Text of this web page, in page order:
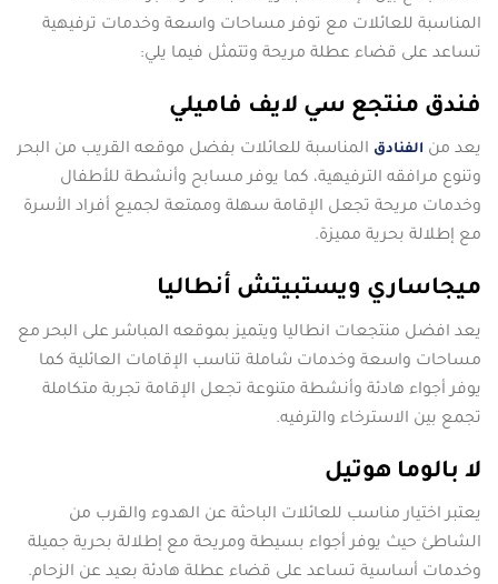
المناسبة للعائلات مع توفر مساحات واسعة وخدمات ترفيهية
تساعد على قضاء عطلة مريحة وتتمثل فيما يلي:
فندق منتجع سي لايف فاميلي
يعد من الفنادق المناسبة للعائلات بفضل موقعه القريب من البحر
وتنوع مرافقه الترفيهية، كما يوفر مسابح وأنشطة للأطفال
وخدمات مريحة تجعل الإقامة سهلة وممتعة لجميع أفراد الأسرة
مع إطلالة بحرية مميزة.
ميجاساري ويستبيتش أنطاليا
يعد افضل منتجعات انطاليا ويتميز بموقعه المباشر على البحر مع
مساحات واسعة وخدمات شاملة تناسب الإقامات العائلية كما
يوفر أجواء هادئة وأنشطة متنوعة تجعل الإقامة تجربة متكاملة
تجمع بين الاسترخاء والترفيه.
لا بالوما هوتيل
يعتبر اختيار مناسب للعائلات الباحثة عن الهدوء والقرب من
الشاطئ حيث يوفر أجواء بسيطة ومريحة مع إطلالة بحرية جميلة
وخدمات أساسية تساعد على قضاء عطلة هادئة بعيد عن الزحام.